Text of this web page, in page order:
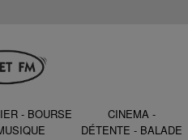
- BOURSE
CINEMA -
DÉTENTE - BALADE